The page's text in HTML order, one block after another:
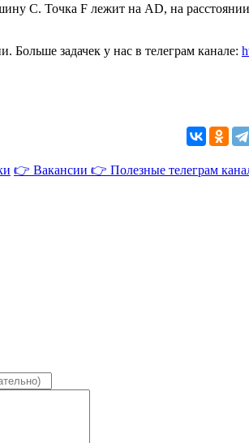
C. Точка F лежит на AD, на
задачек у нас в телеграм канале:
👉 Вакансии 👉 Полезные телеграм